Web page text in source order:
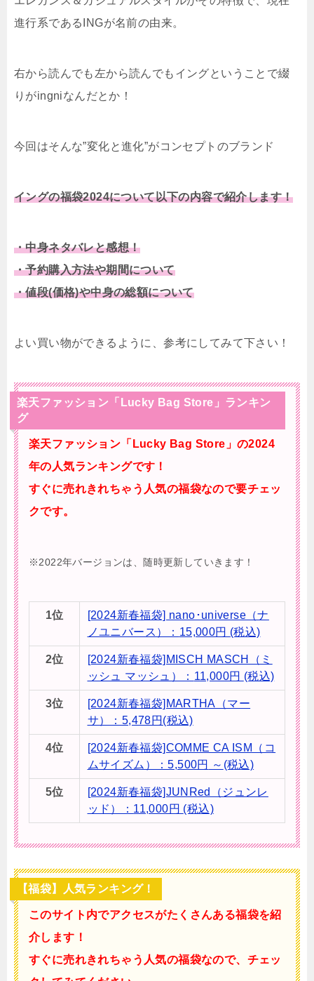
進行系であるINGが名前の由来。
右から読んでも左から読んでもイングということで綴
りがingniなんだとか！
今回はそんな”変化と進化”がコンセプトのブランド
イングの福袋2024について以下の内容で紹介します！
・中身ネタバレと感想！
・予約購入方法や期間について
・値段(価格)や中身の総額について
よい買い物ができるように、参考にしてみて下さい！
楽天ファッション「Lucky Bag Store」ランキン
グ
楽天ファッション「Lucky Bag Store」の2024
年の人気ランキングです！
すぐに売れきれちゃう人気の福袋なので要チェッ
クです。
※2022年バージョンは、随時更新していきます！
1位
​[​2​0​2​4新​春​福​袋​]​ nano･universe（ナ
ノユニバース）： 15,000円 (税込)
2位
[2024新春福袋]MISCH MASCH（ミ
ッシュ マッシュ）： 11,000円 (税込)
3位
[2024新春福袋]MARTHA（マー
サ）：5,478円 (税込)
4位
[2024新春福袋]COMME CA ISM（コ
ムサイズム）：5,500円
～ (税込)
5位
​[​2​0​2​4​新​春​福​袋​]​JUNRed（ジュンレ
ッド）： 11,000円 (税込)
【福袋】人気ランキング！
このサイト内でアクセスがたくさんある福袋を紹
介します！
すぐに売れきれちゃう人気の福袋なので、チェッ